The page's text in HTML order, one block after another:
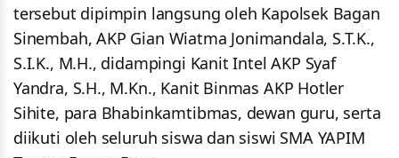
tersebut dipimpin langsung oleh Kapolsek Bagan
Sinembah, AKP Gian Wiatma Jonimandala, S.T.K.,
S.I.K., M.H., didampingi Kanit Intel AKP Syaf
Yandra, S.H., M.Kn., Kanit Binmas AKP Hotler
Sihite, para Bhabinkamtibmas, dewan guru, serta
diikuti oleh seluruh siswa dan siswi SMA YAPIM